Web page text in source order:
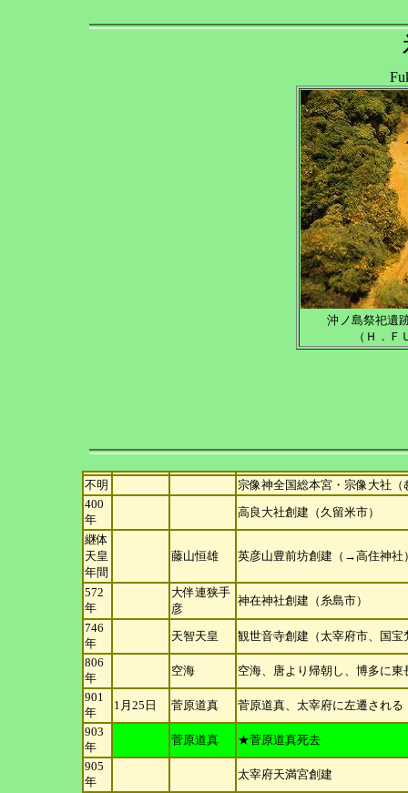
沖ノ島祭祀遺
（Ｈ．
不明
宗像神全国総本宮・宗像大社
400
年
高良大社創建（久留米市）
継体
天皇
年間
藤山恒雄 英彦山豊前坊創建（→高住神社
572
年
大伴連狭手
彦
神在神社創建（糸島市）
746
年
天智天皇
観世音寺創建（太宰府市、国宝
806
年
空海
空海、唐より帰朝し、博多に東
901
年
1月25日 菅原道真
菅原道真、太宰府に左遷される
903
年
菅原道真
★菅原道真死去
905
年
太宰府天満宮創建